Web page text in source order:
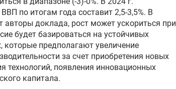
по итогам года составит 2,5-3,5%. В
доклада, рост может ускориться при
будет базироваться на устойчивых
предполагают увеличение
за счет приобретения новых
технологий, появления инновационных
капитала.